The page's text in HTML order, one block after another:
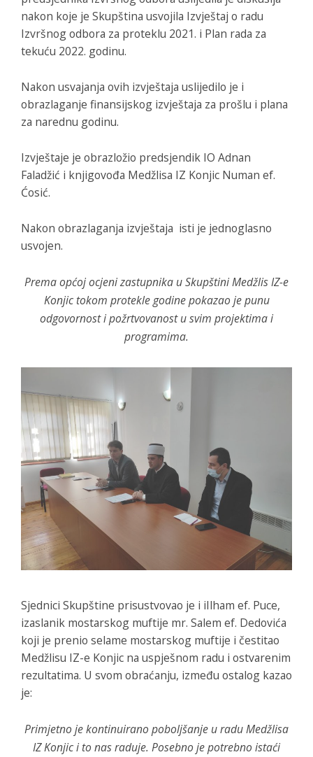
nakon koje je Skupština usvojila Izvještaj o radu
Izvršnog odbora za proteklu 2021. i Plan rada za
tekuću 2022. godinu.
Nakon usvajanja ovih izvještaja uslijedilo je i
obrazlaganje finansijskog izvještaja za prošlu i plana
za narednu godinu.
Izvještaje je obrazložio predsjendik IO Adnan
Faladžić i knjigovođa Medžlisa IZ Konjic Numan ef.
Ćosić.
Nakon obrazlaganja izvještaja isti je jednoglasno
usvojen.
Prema općoj ocjeni zastupnika u Skupštini Medžlis IZ-e
Konjic tokom protekle godine pokazao je punu
odgovornost i požrtvovanost u svim projektima i
programima.
Sjednici Skupštine prisustvovao je i iIlham ef. Puce,
izaslanik mostarskog muftije mr. Salem ef. Dedovića
koji je prenio selame mostarskog muftije i čestitao
Medžlisu IZ-e Konjic na uspješnom radu i ostvarenim
rezultatima. U svom obraćanju, između ostalog kazao
je:
Primjetno je kontinuirano poboljšanje u radu Medžlisa
IZ Konjic i to nas raduje. Posebno je potrebno istaći